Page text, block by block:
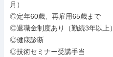
月）
◎定年60歳、再雇用65歳まで
◎退職金制度あり（勤続3年以上）
◎健康診断
◎技術セミナー受講手当